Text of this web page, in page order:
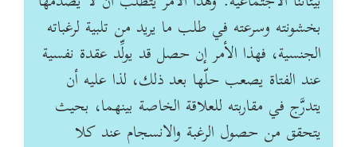
بخشونته وسرعته في طلب ما يريد من تلبية لرغباته
الجنسية، فهذا الأمر إن حصل قد يولِّد عقدة نفسية
عند الفتاة يصعب حلّها بعد ذلك، لذا عليه أن
يتدرَّج في مقاربته للعلاقة الخاصة بينهما، بحيث
يتحقق من حصول الرغبة والانسجام عند كلا